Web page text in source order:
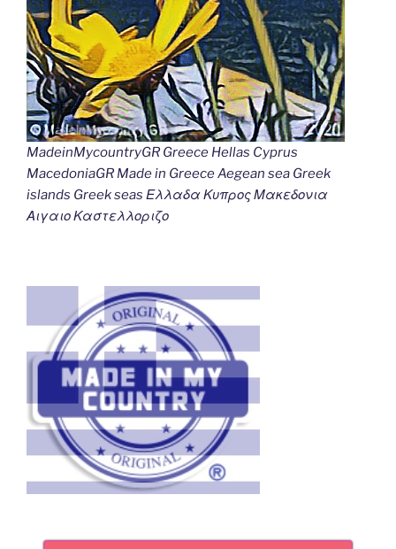
MadeinMycountryGR Greece Hellas Cyprus
MacedoniaGR Made in Greece Aegean sea Greek
islands Greek seas Ελλαδα Κυπρος Μακεδονια
Αιγαιο Καστελλοριζο